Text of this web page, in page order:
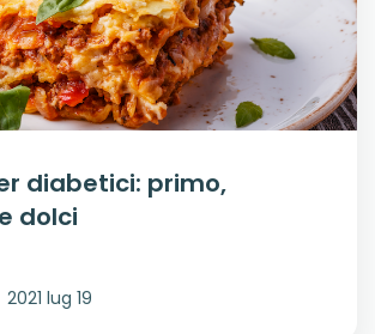
diabetici: primo,
dolci
2021 lug 19